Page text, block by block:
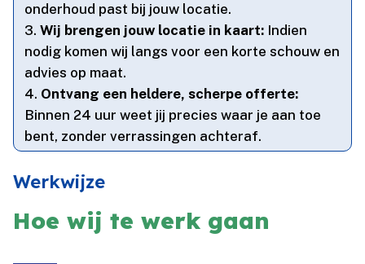
onderhoud past bij jouw locatie.​
Wij brengen jouw locatie in kaart: Indien
nodig komen wij langs voor een korte schouw en
advies op maat.​
Ontvang een heldere, scherpe offerte:
Binnen 24 uur weet jij precies waar je aan toe
bent, zonder verrassingen achteraf.​
Werkwijze
Hoe wij te werk gaan